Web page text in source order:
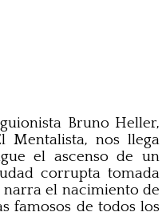
Bruno Heller,
Mentalista, nos llega
el ascenso de un
corrupta tomada
el nacimiento de
famosos de todos los